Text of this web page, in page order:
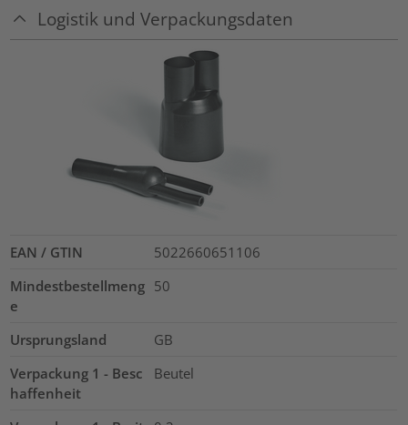
Logistik und Verpackungsdaten
EAN / GTIN
5022660651106
Mindestbestellmeng
e
50
Ursprungsland
GB
Verpackung 1 - Besc
haffenheit
Beutel